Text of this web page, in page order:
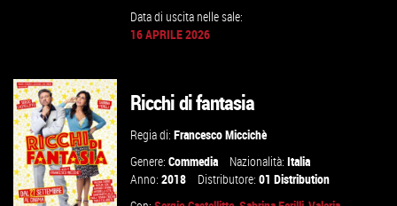
VAI ALLA SCHEDA
Data di uscita nelle sale:
16 APRILE 2026
Ricchi di fantasia
Regia di:Francesco Miccichè
Genere:Commedia Nazionalità:Italia
Anno:2018 Distributore:01 Distribution